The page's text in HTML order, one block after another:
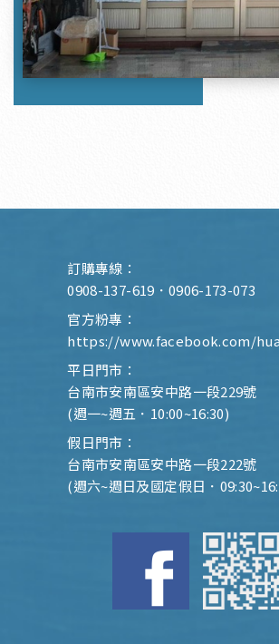
訂購專線：
0908-137-619 ． 0906-173-073
官方粉專：
https://www.facebook.com/
平日門市：
台南市安南區安中路一段229號
(週一~週五．10:00~16:30)
假日門市：
台南市安南區安中路一段222號
(週六~週日及國定假日．